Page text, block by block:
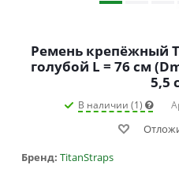
Ремень крепёжный
голубой L = 76 см
5,5
В наличии (1)
Бренд: TitanStraps